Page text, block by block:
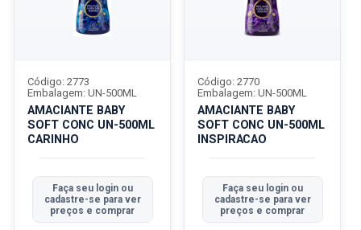
AMACIANTE BABY
SOFT CONC UN-500ML
CARINHO
Código: 2773
Embalagem: UN-500ML
Faça seu login ou
cadastre-se para ver
preços e comprar
AMACIANTE BABY
SOFT CONC UN-500ML
INSPIRACAO
Código: 2770
Embalagem: UN-500ML
Faça seu login ou
cadastre-se para ver
preços e comprar